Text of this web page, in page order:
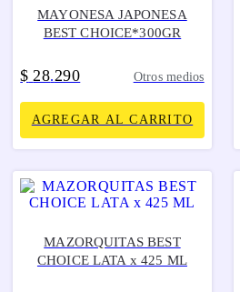
MAYONESA JAPONESA
BEST CHOICE*300GR
$ 28.290 Otros medios
AGREGAR AL CARRITO
MAZORQUITAS BEST
CHOICE LATA x 425 ML